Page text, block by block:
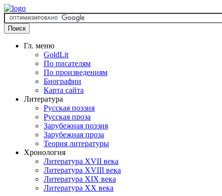
Гл. меню
GoldLit
По писателям
По произведениям
Биографии
Карта сайта
Литература
Русская поэзия
Русская проза
Зарубежная поэзия
Зарубежная проза
Теория литературы
Хронология
Литература XVII века
Литература XVIII века
Литература XIX века
Литература XX века